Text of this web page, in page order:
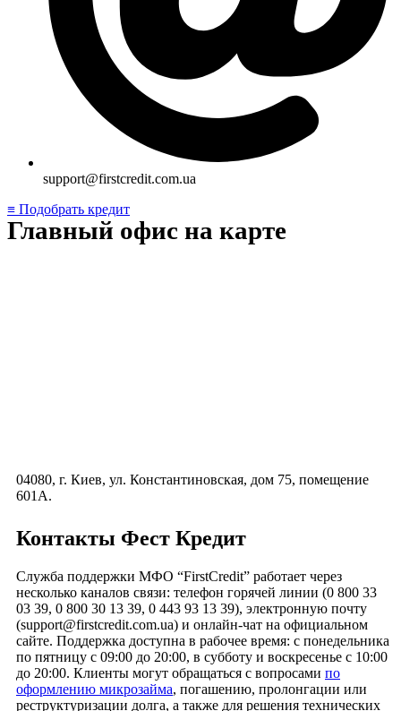
support@firstcredit.com.ua
≡ Подобрать кредит
Главный офис на карте
04080, г. Киев, ул. Константиновская, дом 75, помещение
601А.
Контакты Фест Кредит
Служба поддержки МФО “FirstCredit” работает через
несколько каналов связи: телефон горячей линии (0 800 33
03 39, 0 800 30 13 39, 0 443 93 13 39), электронную почту
(support@firstcredit.com.ua) и онлайн-чат на официальном
сайте. Поддержка доступна в рабочее время: с понедельника
по пятницу с 09:00 до 20:00, в субботу и воскресенье с 10:00
до 20:00. Клиенты могут обращаться с вопросами по
оформлению микрозайма, погашению, пролонгации или
реструктуризации долга, а также для решения технических